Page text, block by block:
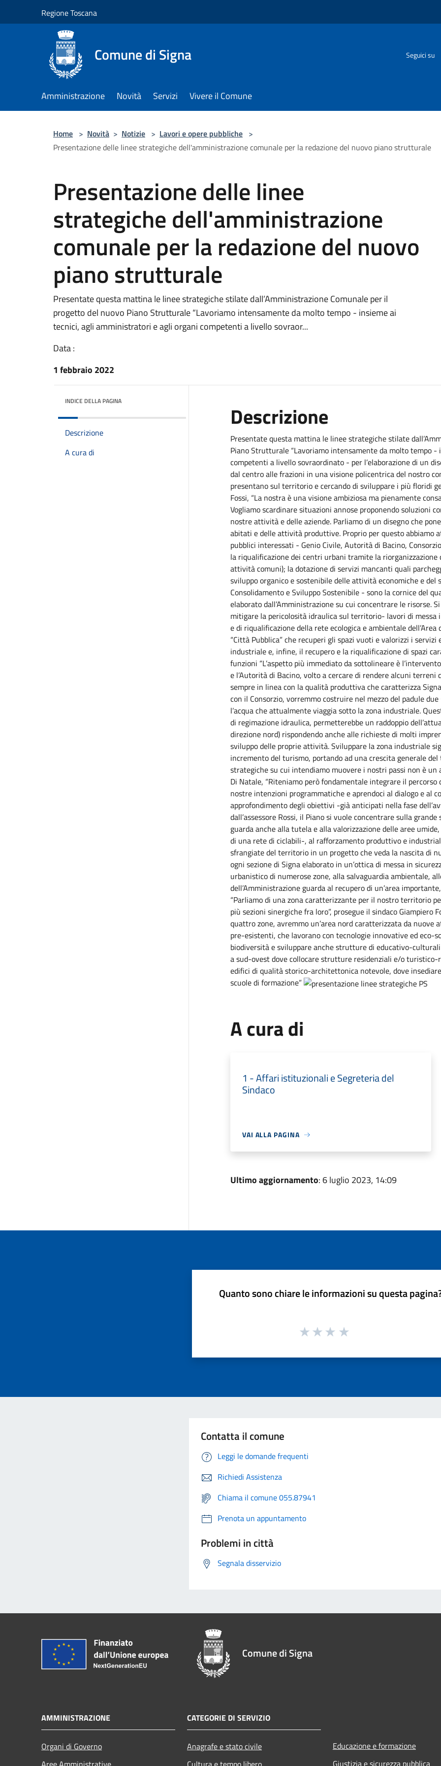
Regione Toscana
Comune di Signa Seguici su
Amministrazione Novità Servizi Vivere il Comune
Home > Novità > Notizie > Lavori e opere pubbliche >
Presentazione delle linee strategiche dell'amministrazione comunale per la redazione del nuovo piano strutturale
Presentazione delle linee
strategiche dell'amministrazione
comunale per la redazione del nuovo
piano strutturale
Presentate questa mattina le linee strategiche stilate dall’Amministrazione Comunale per il
progetto del nuovo Piano Strutturale “Lavoriamo intensamente da molto tempo - insieme ai
tecnici, agli amministratori e agli organi competenti a livello sovraor...
Data :
1 febbraio 2022
INDICE DELLA PAGINA
Descrizione
A cura di
Descrizione
Presentatequesta mattinale linee strategiche stilate
Piano Strutturale “Lavoriamo intensamente da molto tempo
competenti a livello sovraordinato - per l’elaborazione di un
dal centro alle frazioni in una visione policentrica del nostro
presentano sul territorio e cercando di sviluppare i più floridi
Fossi, “La nostra è una visione ambiziosa ma pienamente
Vogliamo scardinare situazioni annose proponendo soluzioni
nostre attività e delle aziende. Parliamo di un disegno che
abitati e delle attività produttive. Proprio per questo
pubblici interessati - Genio Civile, Autorità di Bacino,
la riqualificazione dei centri urbani tramite la
attività comuni); la dotazione di servizi mancanti quali
sviluppo organico e sostenibile delle attività economiche e del
Consolidamento e Sviluppo Sostenibile - sono la cornice del
elaborato dall’Amministrazione su cui concentrare le
mitigare la pericolosità idraulica sul territorio- lavori di messa
e di riqualificazione della rete ecologica e ambientale
“Città Pubblica” che recuperi gli spazi vuoti e valorizzi i
industriale e, infine, il recupero e la riqualificazione di spazi
funzioni “L’aspetto più immediato da sottolineare è
e l’Autorità di Bacino, volto a cercare di rendere alcuni
sempre in linea con la qualità produttiva che caratterizza
con il Consorzio, vorremmo costruire nel mezzo del padule
l’acqua che attualmente viaggia sotto la zona industriale.
di regimazione idraulica, permetterebbe un raddoppio
direzione nord) rispondendo anche alle richieste di molti
sviluppo delle proprie attività. Sviluppare la zona industriale
incremento del turismo, portando ad una crescita generale
strategiche su cui intendiamo muovere i nostri passi non è un
Di Natale, “Riteniamo però fondamentale integrare il
nostre intenzioni programmatiche e aprendoci al dialogo e
approfondimento degli obiettivi -già anticipati nella fase
dall’assessore Rossi, il Piano si vuole concentrare sulla
guarda anche alla tutela e alla valorizzazione delle aree
di una rete di ciclabili-, al rafforzamento produttivo e
sfrangiate del territorio in un progetto che veda la nascita di
ogni sezione di Signa elaborato in un’ottica di messa in
urbanistico di numerose zone, alla salvaguardia ambientale,
dell’Amministrazione guarda al recupero di un’area
“Parliamo di una zona caratterizzante per il nostro territorio
più sezioni sinergiche fra loro”, prosegue il sindaco Giampiero
quattro zone, avremmo un’area nord caratterizzata da
pre-esistenti, che lavorano con tecnologie innovative ed eco-
biodiversità e sviluppare anche strutture di educativo-culturali
a sud-ovest dove collocare strutture residenziali e/o
edifici di qualità storico-architettonica notevole, dove
scuole di formazione”
A cura di
1 - Affari istituzionali e Segreteria del
Sindaco
VAI ALLA PAGINA
Ultimo aggiornamento: 6 luglio 2023, 14:09
Quanto sono chiare le informazioni su questa
Contatta il comune
Leggi le domande frequenti
Richiedi Assistenza
Chiama il comune 055.87941
Prenota un appuntamento
Problemi in città
Segnala disservizio
Comune di Signa
AMMINISTRAZIONE
Organi di Governo
CATEGORIE DI SERVIZIO
Anagrafe e stato civile
Educazione e formazione
Giustizia e sicurezza pubblica